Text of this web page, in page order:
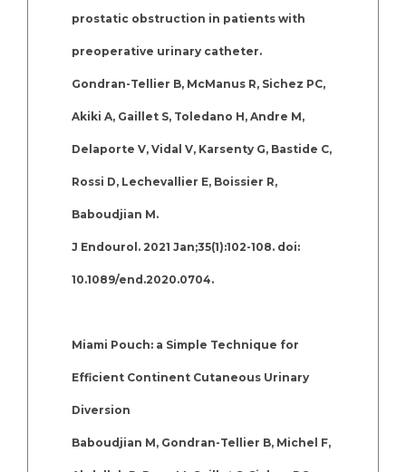
prostatic obstruction in patients with
preoperative urinary catheter.
Gondran-Tellier B, McManus R, Sichez PC,
Akiki A, Gaillet S, Toledano H, Andre M,
Delaporte V, Vidal V, Karsenty G, Bastide C,
Rossi D, Lechevallier E, Boissier R,
Baboudjian M.
J Endourol. 2021 Jan;35(1):102-108. doi:
10.1089/end.2020.0704.
Miami Pouch: a Simple Technique for
Efficient Continent Cutaneous Urinary
Diversion
Baboudjian M, Gondran-Tellier B, Michel F,